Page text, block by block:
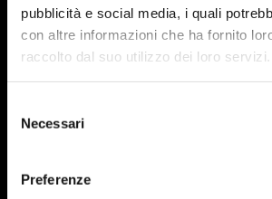
pubblicità e social media, i quali
con altre informazioni che ha fornito
raccolto dal suo utilizzo dei loro servizi.
delNecessari
Preferenze